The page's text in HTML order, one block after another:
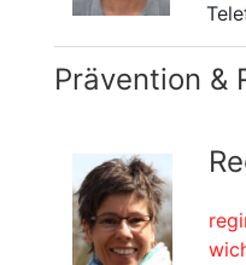
Prävention &